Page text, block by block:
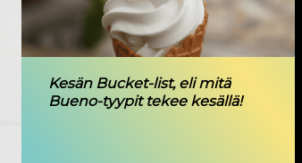
Kesän Bucket-list, eli mitä
Bueno-tyypit tekee kesällä!